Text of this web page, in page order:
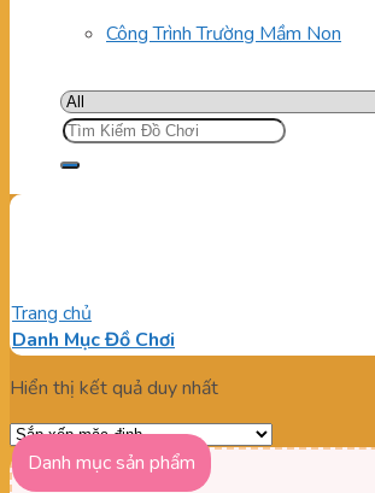
Công Trình Trường Mầm Non
Tìm
kiếm:
Trang chủ
Danh Mục Đồ Chơi
Hiển thị kết quả duy nhất
Danh mục sản phẩm